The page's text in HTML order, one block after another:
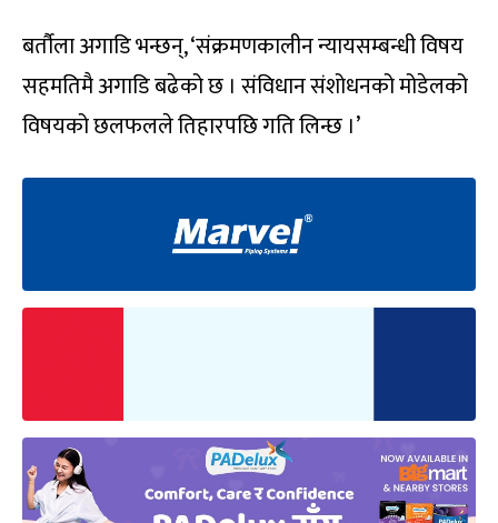
बर्तौला अगाडि भन्छन्, ‘संक्रमणकालीन न्यायसम्बन्धी विषय
सहमतिमै अगाडि बढेको छ । संविधान संशोधनको मोडेलको
विषयको छलफलले तिहारपछि गति लिन्छ ।’